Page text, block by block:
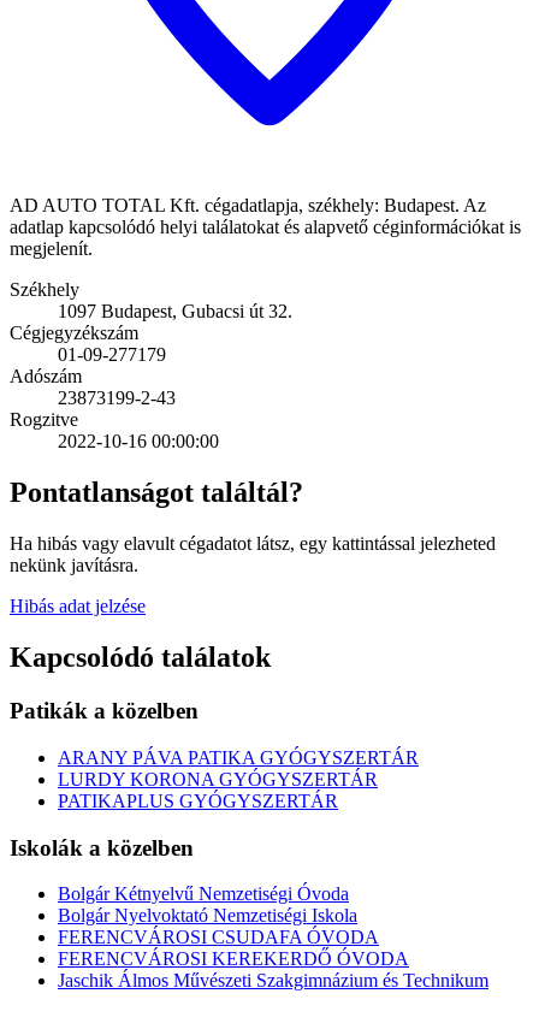
AD AUTO TOTAL Kft. cégadatlapja, székhely: Budapest. Az
adatlap kapcsolódó helyi találatokat és alapvető céginformációkat is
megjelenít.
Székhely
1097 Budapest, Gubacsi út 32.
Cégjegyzékszám
01-09-277179
Adószám
23873199-2-43
Rogzitve
2022-10-16 00:00:00
Pontatlanságot találtál?
Ha hibás vagy elavult cégadatot látsz, egy kattintással jelezheted
nekünk javításra.
Hibás adat jelzése
Kapcsolódó találatok
Patikák a közelben
ARANY PÁVA PATIKA GYÓGYSZERTÁR
LURDY KORONA GYÓGYSZERTÁR
PATIKAPLUS GYÓGYSZERTÁR
Iskolák a közelben
Bolgár Kétnyelvű Nemzetiségi Óvoda
Bolgár Nyelvoktató Nemzetiségi Iskola
FERENCVÁROSI CSUDAFA ÓVODA
FERENCVÁROSI KEREKERDŐ ÓVODA
Jaschik Álmos Művészeti Szakgimnázium és Technikum